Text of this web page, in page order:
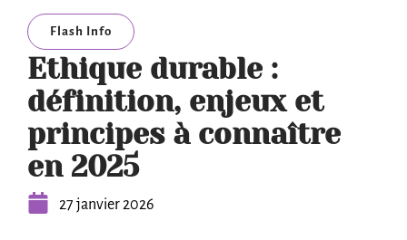
Flash Info
Ethique durable :
définition, enjeux et
principes à connaître
en 2025
27 janvier 2026